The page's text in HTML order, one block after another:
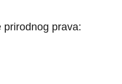
prirodnog prava: